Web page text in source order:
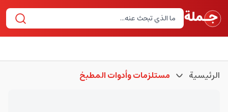
الرئيسية مستلزمات وأدوات المطبخ